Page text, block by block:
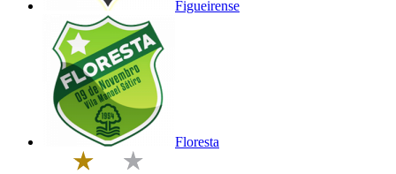
Figueirense
Floresta